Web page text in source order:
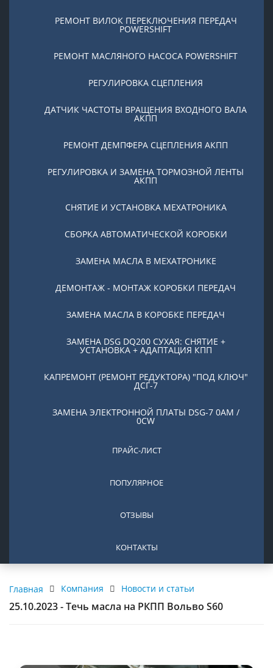
РЕМОНТ ВИЛОК ПЕРЕКЛЮЧЕНИЯ ПЕРЕДАЧ
POWERSHIFT
РЕМОНТ МАСЛЯНОГО НАСОСА POWERSHIFT
РЕГУЛИРОВКА СЦЕПЛЕНИЯ
ДАТЧИК ЧАСТОТЫ ВРАЩЕНИЯ ВХОДНОГО ВАЛА
АКПП
РЕМОНТ ДЕМПФЕРА СЦЕПЛЕНИЯ АКПП
РЕГУЛИРОВКА И ЗАМЕНА ТОРМОЗНОЙ ЛЕНТЫ
АКПП
СНЯТИЕ И УСТАНОВКА МЕХАТРОНИКА
СБОРКА АВТОМАТИЧЕСКОЙ КОРОБКИ
ЗАМЕНА МАСЛА В МЕХАТРОНИКЕ
ДЕМОНТАЖ - МОНТАЖ КОРОБКИ ПЕРЕДАЧ
ЗАМЕНА МАСЛА В КОРОБКЕ ПЕРЕДАЧ
ЗАМЕНА DSG DQ200 СУХАЯ: СНЯТИЕ +
УСТАНОВКА + АДАПТАЦИЯ КПП
КАПРЕМОНТ (РЕМОНТ РЕДУКТОРА) "ПОД КЛЮЧ"
ДСГ-7
ЗАМЕНА ЭЛЕКТРОННОЙ ПЛАТЫ DSG-7 0AM /
0CW
ПРАЙС-ЛИСТ
ПОПУЛЯРНОЕ
ОТЗЫВЫ
КОНТАКТЫ
Главная Компания Новости и статьи
25.10.2023 - Течь масла на РКПП Вольво S60